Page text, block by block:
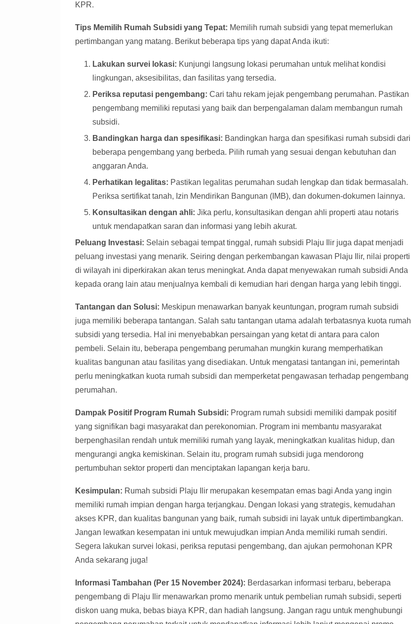
KPR.
Tips Memilih Rumah Subsidi yang Tepat: Memilih rumah subsidi yang tepat memerlukan
pertimbangan yang matang. Berikut beberapa tips yang dapat Anda ikuti:
Lakukan survei lokasi: Kunjungi langsung lokasi perumahan untuk melihat kondisi
lingkungan, aksesibilitas, dan fasilitas yang tersedia.
Periksa reputasi pengembang: Cari tahu rekam jejak pengembang perumahan. Pastikan
pengembang memiliki reputasi yang baik dan berpengalaman dalam membangun rumah
subsidi.
Bandingkan harga dan spesifikasi: Bandingkan harga dan spesifikasi rumah subsidi dari
beberapa pengembang yang berbeda. Pilih rumah yang sesuai dengan kebutuhan dan
anggaran Anda.
Perhatikan legalitas: Pastikan legalitas perumahan sudah lengkap dan tidak bermasalah.
Periksa sertifikat tanah, Izin Mendirikan Bangunan (IMB), dan dokumen-dokumen lainnya.
Konsultasikan dengan ahli: Jika perlu, konsultasikan dengan ahli properti atau notaris
untuk mendapatkan saran dan informasi yang lebih akurat.
Peluang Investasi: Selain sebagai tempat tinggal, rumah subsidi Plaju Ilir juga dapat menjadi
peluang investasi yang menarik. Seiring dengan perkembangan kawasan Plaju Ilir, nilai properti
di wilayah ini diperkirakan akan terus meningkat. Anda dapat menyewakan rumah subsidi Anda
kepada orang lain atau menjualnya kembali di kemudian hari dengan harga yang lebih tinggi.
Tantangan dan Solusi: Meskipun menawarkan banyak keuntungan, program rumah subsidi
juga memiliki beberapa tantangan. Salah satu tantangan utama adalah terbatasnya kuota rumah
subsidi yang tersedia. Hal ini menyebabkan persaingan yang ketat di antara para calon
pembeli. Selain itu, beberapa pengembang perumahan mungkin kurang memperhatikan
kualitas bangunan atau fasilitas yang disediakan. Untuk mengatasi tantangan ini, pemerintah
perlu meningkatkan kuota rumah subsidi dan memperketat pengawasan terhadap pengembang
perumahan.
Dampak Positif Program Rumah Subsidi: Program rumah subsidi memiliki dampak positif
yang signifikan bagi masyarakat dan perekonomian. Program ini membantu masyarakat
berpenghasilan rendah untuk memiliki rumah yang layak, meningkatkan kualitas hidup, dan
mengurangi angka kemiskinan. Selain itu, program rumah subsidi juga mendorong
pertumbuhan sektor properti dan menciptakan lapangan kerja baru.
Kesimpulan: Rumah subsidi Plaju Ilir merupakan kesempatan emas bagi Anda yang ingin
memiliki rumah impian dengan harga terjangkau. Dengan lokasi yang strategis, kemudahan
akses KPR, dan kualitas bangunan yang baik, rumah subsidi ini layak untuk dipertimbangkan.
Jangan lewatkan kesempatan ini untuk mewujudkan impian Anda memiliki rumah sendiri.
Segera lakukan survei lokasi, periksa reputasi pengembang, dan ajukan permohonan KPR
Anda sekarang juga!
Informasi Tambahan (Per 15 November 2024): Berdasarkan informasi terbaru, beberapa
pengembang di Plaju Ilir menawarkan promo menarik untuk pembelian rumah subsidi, seperti
diskon uang muka, bebas biaya KPR, dan hadiah langsung. Jangan ragu untuk menghubungi